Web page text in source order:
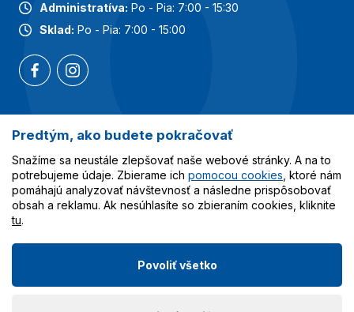
Administratíva: Po - Pia: 7:00 - 15:30
Sklad: Po - Pia: 7:00 - 15:00
Najobľúbenejšie kategórie
Služby
Všetko o nákupe
© 2023-2026 Obalcentrum.cz. Všetky práva vyhradené.
Predtým, ako budete pokračovať
Snažíme sa neustále zlepšovať naše webové stránky. A na to
potrebujeme údaje. Zbierame ich pomocou cookies , ktoré nám
pomáhajú analyzovať návštevnosť a následne prispôsobovať
obsah a reklamu. Ak nesúhlasíte so zbieraním cookies, kliknite
tu.
Povoliť všetko